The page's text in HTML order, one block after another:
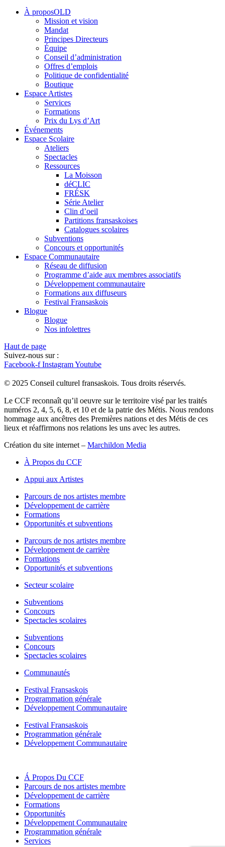
À proposOLD
Mission et vision
Mandat
Principes Directeurs
Équipe
Conseil d’administration
Offres d’emplois
Politique de confidentialité
Boutique
Espace Artistes
Services
Formations
Prix du Lys d’Art
Événements
Espace Scolaire
Ateliers
Spectacles
Ressources
La Moisson
déCLIC
FRÉSK
Série Atelier
Clin d’oeil
Partitions fransaskoises
Catalogues scolaires
Subventions
Concours et opportunités
Espace Communautaire
Réseau de diffusion
Programme d’aide aux membres associatifs
Développement communautaire
Formations aux diffuseurs
Festival Fransaskois
Blogue
Blogue
Nos infolettres
Haut de page
Suivez-nous sur :
Facebook-f InstagramYoutube
© 2025 Conseil culturel fransaskois. Tous droits réservés.
Le CCF reconnaît qu’il oeuvre sur le territoire visé par les traités
numéros 2, 4, 5, 6, 8, et 10 et de la patrie des Métis. Nous rendons
hommage aux ancêtres des Premières nations et des Métis de ces
lieux et réaffirmons nos relations les uns avec les autres.
Création du site internet – Marchildon Media
À Propos du CCF
Appui aux Artistes
Parcours de nos artistes membre
Développement de carrière
Formations
Opportunités et subventions
Parcours de nos artistes membre
Développement de carrière
Formations
Opportunités et subventions
Secteur scolaire
Subventions
Concours
Spectacles scolaires
Subventions
Concours
Spectacles scolaires
Communautés
Festival Fransaskois
Programmation générale
Développement Communautaire
Festival Fransaskois
Programmation générale
Développement Communautaire
Á Propos Du CCF
Parcours de nos artistes membre
Développement de carrière
Formations
Opportunités
Développement Communautaire
Programmation générale
Services